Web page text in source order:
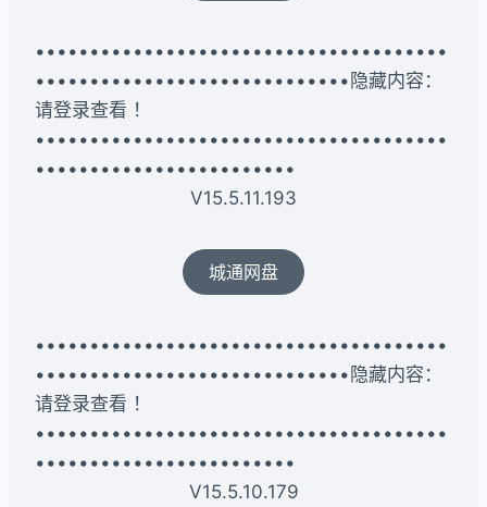
••••••••••••••••••••••••••••••••••••••
•••••••••••••••••••••••••••••隐藏内容：
请登录查看 ！
••••••••••••••••••••••••••••••••••••••
••••••••••••••••••••••••
V15.5.11.193
城通网盘
••••••••••••••••••••••••••••••••••••••
•••••••••••••••••••••••••••••隐藏内容：
请登录查看 ！
••••••••••••••••••••••••••••••••••••••
••••••••••••••••••••••••
V15.5.10.179